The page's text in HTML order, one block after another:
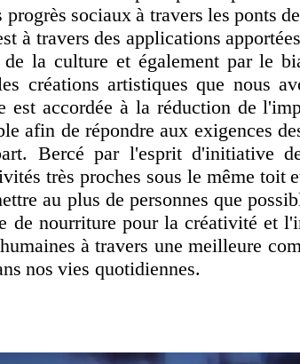
sociaux à travers les ponts
à travers des applications
la culture et également par le
créations artistiques que nous
est accordée à la réduction de
afin de répondre aux exigences
Bercé par l'esprit d'initiative
très proches sous le même toit
au plus de personnes que
de nourriture pour la créativité et
à travers une meilleure
nos vies quotidiennes.